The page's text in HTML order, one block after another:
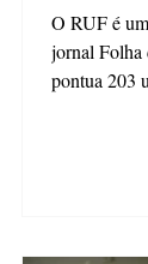
O RUF é
jornal Folha
pontua 203